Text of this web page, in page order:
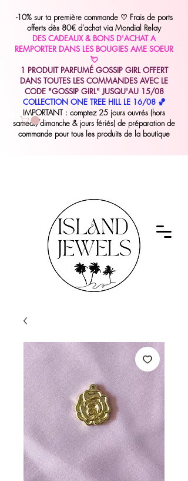
-10% sur ta première commande ♡ Frais de ports
offerts dès 80€ d'achat via Mondial Relay
DES CADEAUX & BONS D'ACHAT A
REMPORTER DANS LES BOUGIES AME SOEUR
💘
1 PRODUIT PARFUMÉ GOSSIP GIRL OFFERT
DANS TOUTES LES COMMANDES AVEC LE
CODE "GOSSIP GIRL" JUSQU'AU 15/08
COLLECTION ONE TREE HILL LE 16/08 🏀
IMPORTANT : comptez 25 jours ouvrés (hors
samedi/dimanche & jours fériés) de préparation de
commande pour tous les produits de la boutique